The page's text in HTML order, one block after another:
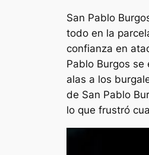
San Pablo
todo en la
confianza en
Pablo Burgos
alas a los
de San Pablo
lo que frustró